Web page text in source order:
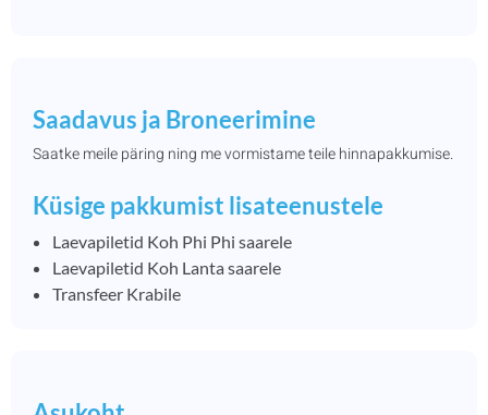
Saadavus ja Broneerimine
Saatke meile päring ning me vormistame teile hinnapakkumise.
Küsige pakkumist lisateenustele
Laevapiletid Koh Phi Phi saarele
Laevapiletid Koh Lanta saarele
Transfeer Krabile